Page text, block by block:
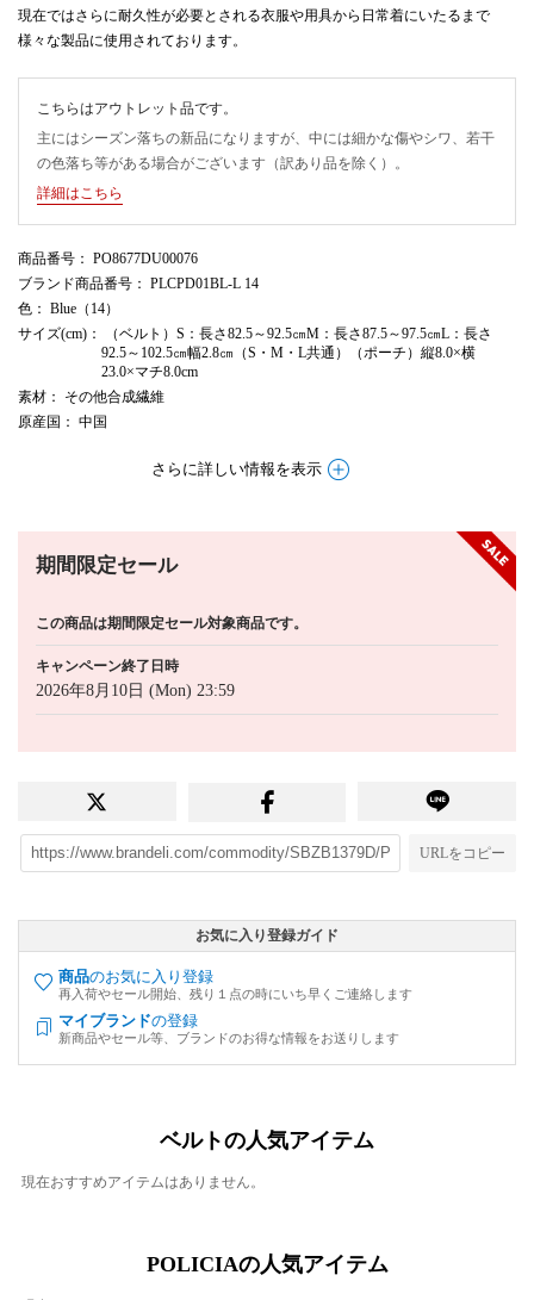
現在ではさらに耐久性が必要とされる衣服や用具から日常着にいたるまで
様々な製品に使用されております。
こちらはアウトレット品です。
主にはシーズン落ちの新品になりますが、中には細かな傷やシワ、若干
の色落ち等がある場合がございます（訳あり品を除く）。
詳細はこちら
商品番号 ： PO8677DU00076
ブランド商品番号 ： PLCPD01BL-L 14
色 ： Blue（14）
サイズ(cm) ： （ベルト）S：長さ82.5～92.5㎝M：長さ87.5～97.5㎝L：長さ
92.5～102.5㎝幅2.8㎝（S・M・L共通）（ポーチ）縦8.0×横
23.0×マチ8.0cm
素材 ： その他合成繊維
原産国 ： 中国
さらに詳しい情報を表示
期間限定セール
この商品は期間限定セール対象商品です。
キャンペーン終了日時
2026年8月10日 (Mon) 23:59
URLをコピー
お気に入り登録ガイド
商品のお気に入り登録
再入荷やセール開始、残り１点の時にいち早くご連絡します
マイブランドの登録
新商品やセール等、ブランドのお得な情報をお送りします
ベルトの人気アイテム
現在おすすめアイテムはありません。
POLICIAの人気アイテム